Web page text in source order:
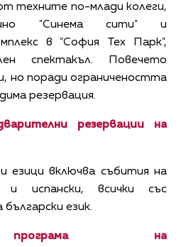
техните по-млади колеги,
"Синема сити" и
в "София Тех Парк",
спектакъл. Повечето
но поради ограничеността
резервация.
резервации на
езици включва събития на
и испански, всички със
език.
на